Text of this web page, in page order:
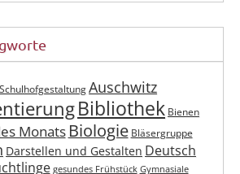
Auschwitz
Bibliothek Bienen
Monats Biologie Bläsergruppe
Darstellen und Gestalten Deutsch
gesundes Frühstück Gymnasiale